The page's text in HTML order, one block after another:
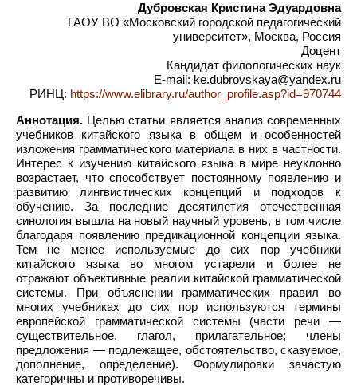
Дубровская Кристина Эдуардовна
ГАОУ ВО «Московский городской педагогический
университет», Москва, Россия
Доцент
Кандидат филологических наук
E-mail: ke.dubrovskaya@yandex.ru
РИНЦ: https://www.elibrary.ru/author_profile.asp?id=970744
Аннотация. Целью статьи является анализ современных
учебников китайского языка в общем и особенностей
изложения грамматического материала в них в частности.
Интерес к изучению китайского языка в мире неуклонно
возрастает, что способствует постоянному появлению и
развитию лингвистических концепций и подходов к
обучению. За последние десятилетия отечественная
синология вышла на новый научный уровень, в том числе
благодаря появлению предикационной концепции языка.
Тем не менее используемые до сих пор учебники
китайского языка во многом устарели и более не
отражают объективные реалии китайской грамматической
системы. При объяснении грамматических правил во
многих учебниках до сих пор используются термины
европейской грамматической системы (части речи —
существительное, глагол, прилагательное; члены
предложения — подлежащее, обстоятельство, сказуемое,
дополнение, определение). Формулировки зачастую
категоричны и противоречивы.